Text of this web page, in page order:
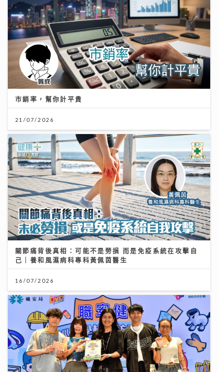
市銷率，幫你計平貴
21/07/2026
關節痛背後真相：可能不是勞損 而是免疫系統在攻擊自
己｜養和風濕病科專科黃佩茵醫生
16/07/2026